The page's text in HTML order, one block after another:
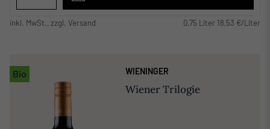
inkl. MwSt., zzgl. Versand 0,75 Liter 18,53 €/Liter
Bio WIENINGER
Wiener Trilogie